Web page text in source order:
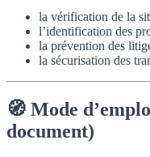
la vérification de la
l’identification des
la prévention des
la sécurisation des
🧭 Mode
document)